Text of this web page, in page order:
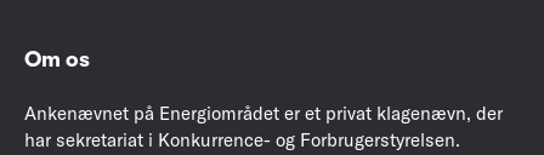
Om os
Ankenævnet på Energiområdet er et privat klagenævn, der
har sekretariat i Konkurrence- og Forbrugerstyrelsen.